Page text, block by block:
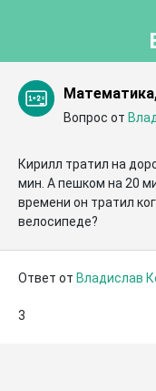
Вопрос от
Кирилл тратил на
мин. А пешком на 20
времени он тратил
велосипеде?
Ответ от Владислав
3